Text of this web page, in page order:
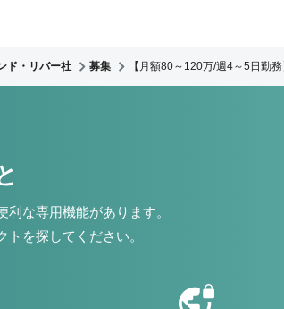
ド・リバー社 募集 【月額80～120万/週4～5日勤
な専用機能があります。
を探してください。